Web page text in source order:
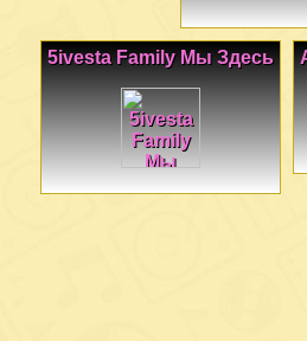
5ivesta Family Мы Здесь